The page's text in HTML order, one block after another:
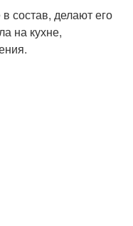
состав, делают его
на кухне,